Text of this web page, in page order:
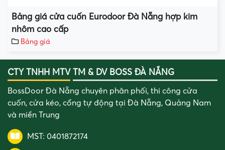
Bảng giá cửa cuốn Eurodoor Đà Nẵng hợp kim
nhôm cao cấp
Bảng giá
CTY TNHH MTV TM & DV BOSS ĐÀ NẴNG
BossDoor Đà Nẵng chuyên phân phối, thi công cửa
cuốn, cửa kéo, cổng tự động tại Đà Nẵng, Quảng Nam
và miền Trung
MST: 0401872174